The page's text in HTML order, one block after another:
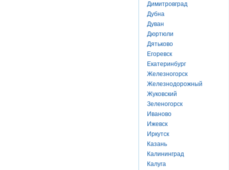
Димитровград
Дубна
Дуван
Дюртюли
Дятьково
Егоревск
Екатеринбург
Железногорск
Железнодорожный
Жуковский
Зеленогорск
Иваново
Ижевск
Иркутск
Казань
Калининград
Калуга